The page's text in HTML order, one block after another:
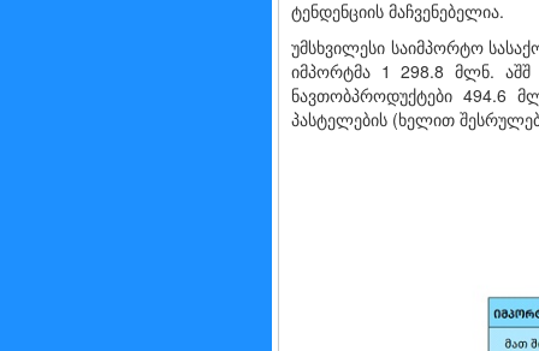
ტენდენციის მაჩვენებელია.
უმსხვილესი საიმპორტო
იმპორტმა 1 298.8 მლნ.
ნავთობპროდუქტები 494.6
პასტელების (ხელით